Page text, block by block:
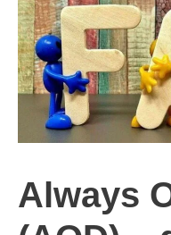
Always